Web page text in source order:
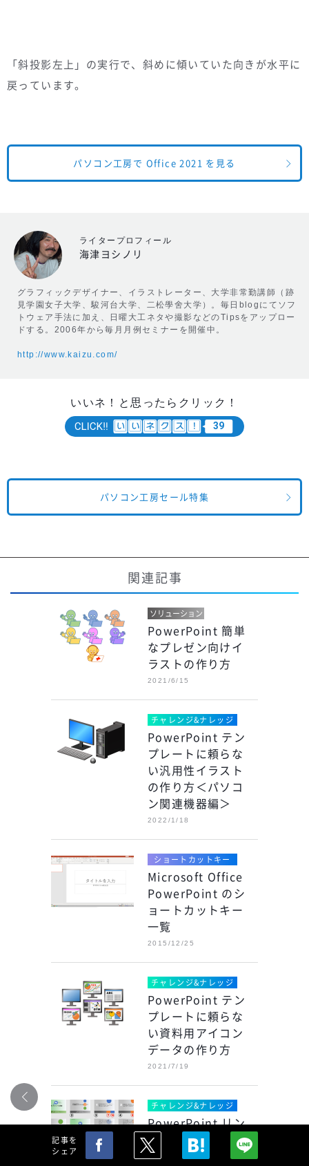
「斜投影左上」の実行で、斜めに傾いていた向きが水平に
戻っています。
パソコン工房で Office 2021 を見る
ライタープロフィール
海津ヨシノリ
グラフィックデザイナー、イラストレーター、大学非常勤講師（跡
見学園女子大学、駿河台大学、二松學舍大学）。毎日blogにてソフ
トウェア手法に加え、日曜大工ネタや撮影などのTipsをアップロー
ドする。2006年から毎月月例セミナーを開催中。
http://www.kaizu.com/
いいネ！と思ったらクリック！
39
パソコン工房セール特集
関連記事
ソリューション
PowerPoint 簡単
なプレゼン向けイ
ラストの作り方
2021/6/15
チャレンジ&ナレッジ
PowerPoint テン
プレートに頼らな
い汎用性イラスト
の作り方＜パソコ
ン関連機器編＞
2022/1/18
ショートカットキー
Microsoft Office
PowerPoint のシ
ョートカットキー
一覧
2015/12/25
チャレンジ&ナレッジ
PowerPoint テン
プレートに頼らな
い資料用アイコン
データの作り方
2021/7/19
チャレンジ&ナレッジ
PowerPoint リン
クボタンを活用し
たプレゼン資料の
記事を
シェア